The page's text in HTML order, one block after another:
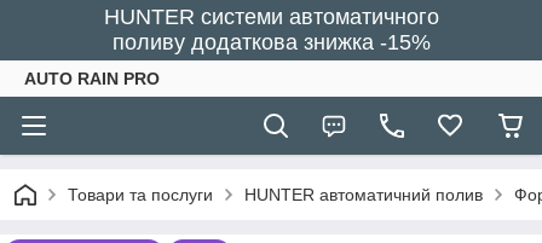
HUNTER системи автоматичного
поливу додаткова знижка -15%
AUTO RAIN PRO
Товари та послуги HUNTER автоматичний полив